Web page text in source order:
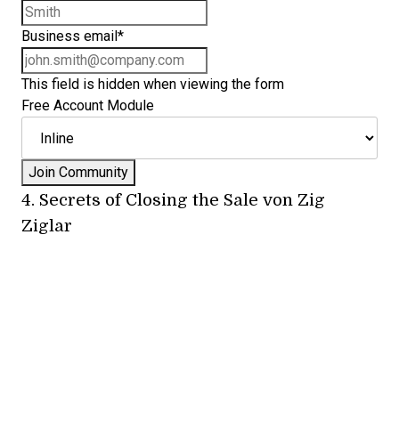
Business email *
This field is hidden when viewing the form
Free Account Module
4. Secrets of Closing the Sale von Zig
Ziglar